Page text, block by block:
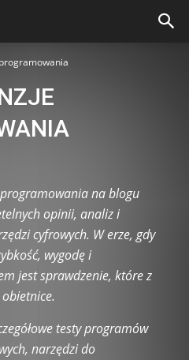
Bazy danych
i kryptowaluty
E-commerce i technologie
technologiczne
Hackathon i konkursy IT
na blogu
opinii, analiz i
cyfrowych. W erze, gdy
wygodę i
jest sprawdzenie, które z
testy programów
narzędzi do